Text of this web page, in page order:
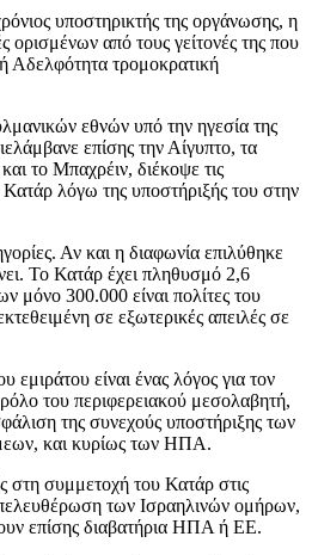
υποστηρικτής της οργάνωσης, η
ορισμένων από τους γείτονές της που
τρομοκρατική
εθνών υπό την ηγεσία της
επίσης την Αίγυπτο, τα
το Μπαχρέιν, διέκοψε τις
Κατάρ λόγω της υποστήριξής του στην
Αν και η διαφωνία επιλύθηκε
Το Κατάρ έχει πληθυσμό 2,6
μόνο 300.000 είναι πολίτες του
σε εξωτερικές απειλές σε
εμιράτου είναι ένας λόγος για τον
ρόλο του περιφερειακού μεσολαβητή,
της συνεχούς υποστήριξης των
και κυρίως των ΗΠΑ.
στη συμμετοχή του Κατάρ στις
των Ισραηλινών ομήρων,
επίσης διαβατήρια ΗΠΑ ή ΕΕ.